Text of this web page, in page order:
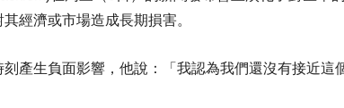
經濟或市場造成長期損害。
產生負面影響，他說：「我認為我們還沒有接近這